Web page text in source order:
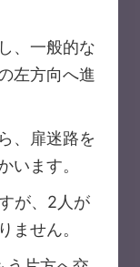
、一般的な
左方向へ進
、扉迷路を
います。
が、2人が
ません。